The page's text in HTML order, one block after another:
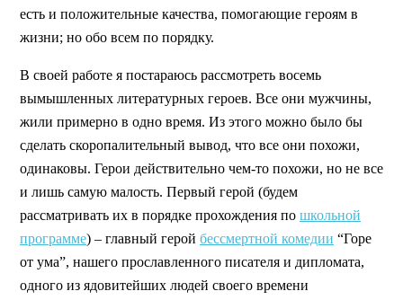
есть и положительные качества, помогающие героям в
жизни; но обо всем по порядку.
В своей работе я постараюсь рассмотреть восемь
вымышленных литературных героев. Все они мужчины,
жили примерно в одно время. Из этого можно было бы
сделать скоропалительный вывод, что все они похожи,
одинаковы. Герои действительно чем-то похожи, но не все
и лишь самую малость. Первый герой (будем
рассматривать их в порядке прохождения по школьной
программе) – главный герой бессмертной комедии “Горе
от ума”, нашего прославленного писателя и дипломата,
одного из ядовитейших людей своего времени